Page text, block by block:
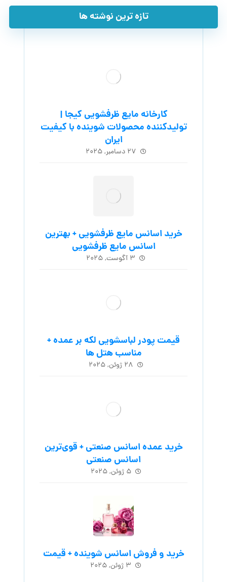
تازه ترین نوشته ها
کارخانه مایع ظرفشویی کیجا |
تولیدکننده محصولات شوینده با کیفیت
ایران
۲۷ دسامبر, ۲۰۲۵
خرید اسانس مایع ظرفشویی + بهترین
اسانس مایع ظرفشویی
۳ آگوست, ۲۰۲۵
قیمت پودر لباسشویی لکه بر عمده +
مناسب هتل ها
۲۸ ژوئن, ۲۰۲۵
خرید عمده اسانس صنعتی + قوی‌ترین
اسانس‌ صنعتی
۵ ژوئن, ۲۰۲۵
خرید و فروش اسانس شوینده + قیمت
۳ ژوئن, ۲۰۲۵